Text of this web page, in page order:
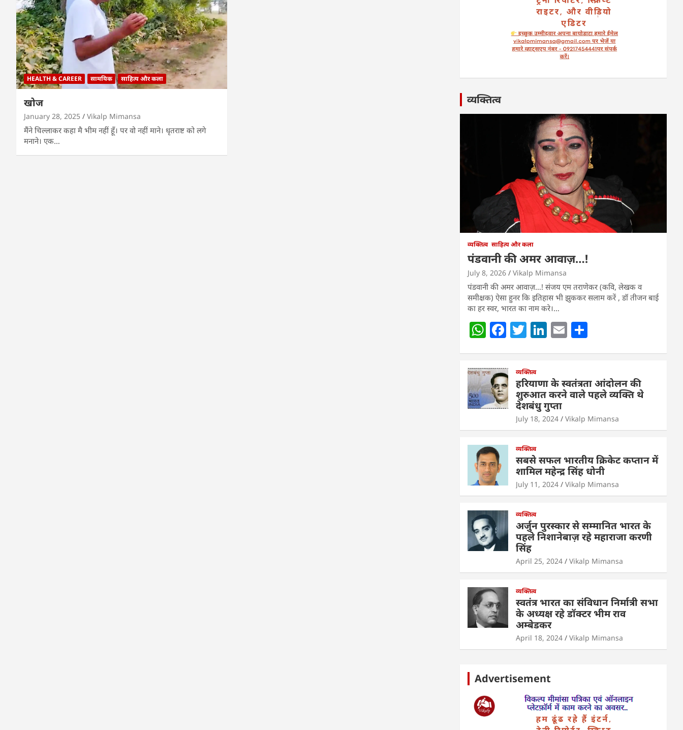
HEALTH & CAREER सामयिक साहित्य और कला
खोज
January 28, 2025 Vikalp Mimansa
मैंने चिल्लाकर कहा मै भीम नहीं हूँ। पर वो नहीं माने। धृतराष्ट को लगे
मनाने। एक…
व्यक्तित्व
व्यक्तित्व साहित्य और कला
पंडवानी की अमर आवाज़…!
July 8, 2026 Vikalp Mimansa
पंडवानी की अमर आवाज़…! संजय एम तराणेकर (कवि, लेखक व
समीक्षक) ऐसा हुनर कि इतिहास भी झुककर सलाम करें , डॉ तीजन बाई
का हर स्वर, भारत का नाम करे।…
W
h
s
A
p
p
F
a
e
b
o
o
k
T
w
er
Li
n
e
dI
n
E
m
l e
व्यक्तित्व
हरियाणा के स्वतंत्रता आंदोलन की
शुरुआत करने वाले पहले व्यक्ति थे
देशबंधु गुप्ता
July 18, 2024 Vikalp Mimansa
व्यक्तित्व
सबसे सफल भारतीय क्रिकेट कप्तान में
शामिल महेन्द्र सिंह धोनी
July 11, 2024 Vikalp Mimansa
व्यक्तित्व
अर्जुन पुरस्कार से सम्मानित भारत के
पहले निशानेबाज़ रहे महाराजा करणी
सिंह
April 25, 2024 Vikalp Mimansa
व्यक्तित्व
स्वतंत्र भारत का संविधान निर्मात्री सभा
के अध्यक्ष रहे डॉक्टर भीम राव
अम्बेडकर
April 18, 2024 Vikalp Mimansa
Advertisement